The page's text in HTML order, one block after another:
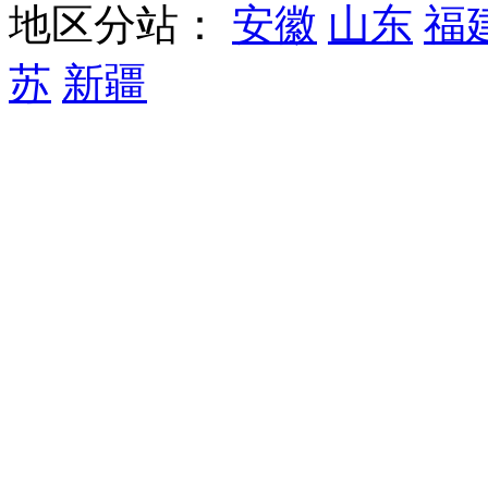
地区分站： 安徽 山东 福
苏 新疆